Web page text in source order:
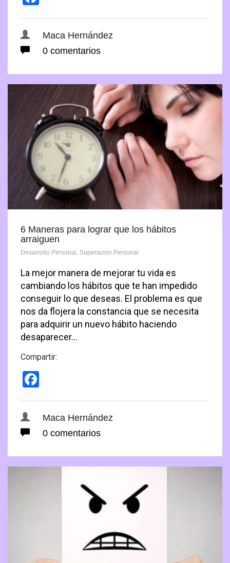
Maca Hernández
0 comentarios
6 Maneras para lograr que los hábitos
arraiguen
Desarrollo Personal , Superación Personal
La mejor manera de mejorar tu vida es
cambiando los hábitos que te han impedido
conseguir lo que deseas. El problema es que
nos da flojera la constancia que se necesita
para adquirir un nuevo hábito haciendo
desaparecer…
Compartir:
Maca Hernández
0 comentarios